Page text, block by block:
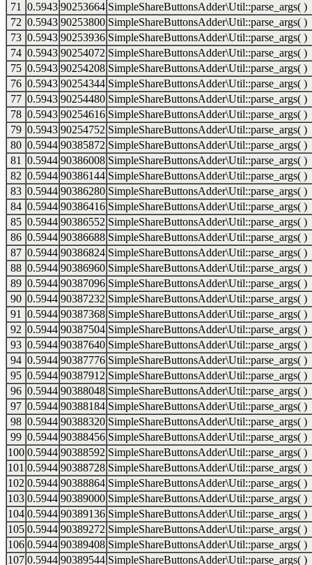
71
0.5943 90253664 SimpleShareButtonsAdder\Util::parse_args( )
72 0.5943 90253800 SimpleShareButtonsAdder\Util::parse_args( )
73 0.5943 90253936 SimpleShareButtonsAdder\Util::parse_args( )
74 0.5943 90254072 SimpleShareButtonsAdder\Util::parse_args( )
75 0.5943 90254208 SimpleShareButtonsAdder\Util::parse_args( )
76 0.5943 90254344 SimpleShareButtonsAdder\Util::parse_args( )
77 0.5943 90254480 SimpleShareButtonsAdder\Util::parse_args( )
78 0.5943 90254616 SimpleShareButtonsAdder\Util::parse_args( )
79 0.5943 90254752 SimpleShareButtonsAdder\Util::parse_args( )
80 0.5944 90385872 SimpleShareButtonsAdder\Util::parse_args( )
81
0.5944 90386008 SimpleShareButtonsAdder\Util::parse_args( )
82 0.5944 90386144 SimpleShareButtonsAdder\Util::parse_args( )
83 0.5944 90386280 SimpleShareButtonsAdder\Util::parse_args( )
84 0.5944 90386416 SimpleShareButtonsAdder\Util::parse_args( )
85 0.5944 90386552 SimpleShareButtonsAdder\Util::parse_args( )
86 0.5944 90386688 SimpleShareButtonsAdder\Util::parse_args( )
87 0.5944 90386824 SimpleShareButtonsAdder\Util::parse_args( )
88 0.5944 90386960 SimpleShareButtonsAdder\Util::parse_args( )
89 0.5944 90387096 SimpleShareButtonsAdder\Util::parse_args( )
90 0.5944 90387232 SimpleShareButtonsAdder\Util::parse_args( )
91
0.5944 90387368 SimpleShareButtonsAdder\Util::parse_args( )
92 0.5944 90387504 SimpleShareButtonsAdder\Util::parse_args( )
93 0.5944 90387640 SimpleShareButtonsAdder\Util::parse_args( )
94 0.5944 90387776 SimpleShareButtonsAdder\Util::parse_args( )
95 0.5944 90387912 SimpleShareButtonsAdder\Util::parse_args( )
96 0.5944 90388048 SimpleShareButtonsAdder\Util::parse_args( )
97 0.5944 90388184 SimpleShareButtonsAdder\Util::parse_args( )
98 0.5944 90388320 SimpleShareButtonsAdder\Util::parse_args( )
99 0.5944 90388456 SimpleShareButtonsAdder\Util::parse_args( )
100 0.5944 90388592 SimpleShareButtonsAdder\Util::parse_args( )
101 0.5944 90388728 SimpleShareButtonsAdder\Util::parse_args( )
102 0.5944 90388864 SimpleShareButtonsAdder\Util::parse_args( )
103 0.5944 90389000 SimpleShareButtonsAdder\Util::parse_args( )
104 0.5944 90389136 SimpleShareButtonsAdder\Util::parse_args( )
105 0.5944 90389272 SimpleShareButtonsAdder\Util::parse_args( )
106 0.5944 90389408 SimpleShareButtonsAdder\Util::parse_args( )
107 0.5944 90389544 SimpleShareButtonsAdder\Util::parse_args( )